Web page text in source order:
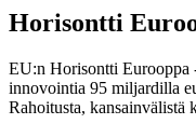
Horisontti
EU:n Horisontti Eurooppa
innovointia 95 miljardilla
Rahoitusta, kansainvälistä